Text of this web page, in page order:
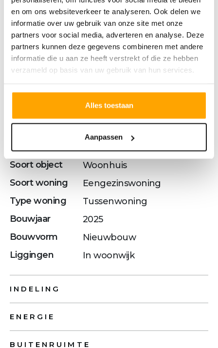
en om ons websiteverkeer te analyseren. Ook delen we
informatie over uw gebruik van onze site met onze
partners voor social media, adverteren en analyse. Deze
partners kunnen deze gegevens combineren met andere
informatie die u aan ze heeft verstrekt of die ze hebben
verzameld op basis van uw gebruik van hun services.
Alles toestaan
Aanpassen
Kenmerken
OVERDRACHT
€ 524.500,- v.o.n.
Soort object
Woonhuis
Soort woning
Eengezinswoning
Type woning
Tussenwoning
Bouwjaar
2025
Bouwvorm
Nieuwbouw
Liggingen
In woonwijk
INDELING
ENERGIE
BUITENRUIMTE